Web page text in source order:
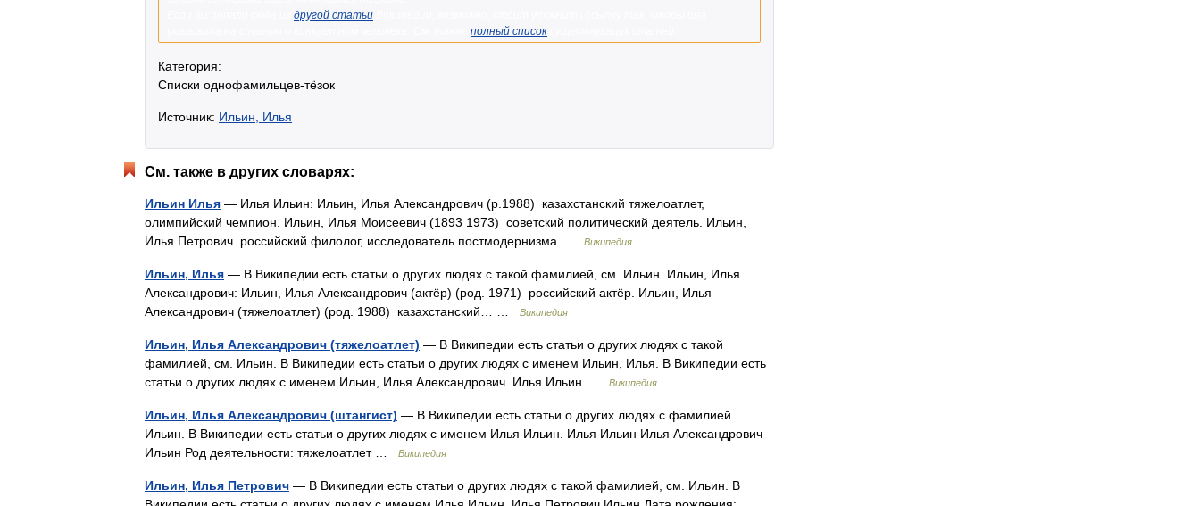
другой статьи
полный список
Категория:
Списки однофамильцев-тёзок
Источник: Ильин, Илья
См. также в других словарях:
Ильин Илья — Илья Ильин: Ильин, Илья Александрович (р.1988) казахстанский тяжелоатлет,
олимпийский чемпион. Ильин, Илья Моисеевич (1893 1973) советский политический деятель. Ильин,
Илья Петрович российский филолог, исследователь постмодернизма …
Википедия
Ильин, Илья — В Википедии есть статьи о других людях с такой фамилией, см. Ильин. Ильин, Илья
Александрович: Ильин, Илья Александрович (актёр) (род. 1971) российский актёр. Ильин, Илья
Александрович (тяжелоатлет) (род. 1988) казахстанский… …
Википедия
Ильин, Илья Александрович (тяжелоатлет) — В Википедии есть статьи о других людях с такой
фамилией, см. Ильин. В Википедии есть статьи о других людях с именем Ильин, Илья. В Википедии есть
статьи о других людях с именем Ильин, Илья Александрович. Илья Ильин …
Википедия
Ильин, Илья Александрович (штангист) — В Википедии есть статьи о других людях с фамилией
Ильин. В Википедии есть статьи о других людях с именем Илья Ильин. Илья Ильин Илья Александрович
Ильин Род деятельности: тяжелоатлет …
Википедия
Ильин, Илья Петрович — В Википедии есть статьи о других людях с такой фамилией, см. Ильин. В